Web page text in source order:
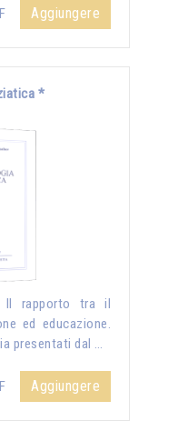
Aggiungere
*
Il rapporto tra il
ed educazione.
presentati dal …
Aggiungere